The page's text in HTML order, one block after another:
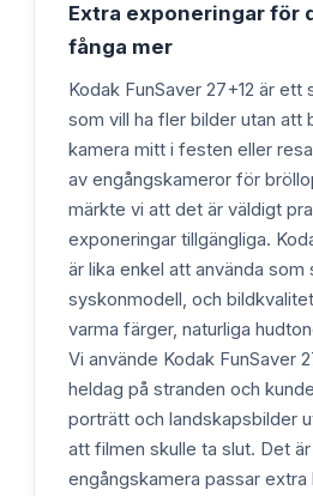
Extra exponeringar för
fånga mer
Kodak FunSaver 27+12 är ett
som vill ha fler bilder utan att
kamera mitt i festen eller
av engångskameror för
märkte vi att det är väldigt
exponeringar tillgängliga.
är lika enkel att använda som
syskonmodell, och
varma färger, naturliga
Vi använde Kodak FunSaver
heldag på stranden och
porträtt och landskapsbilder
att filmen skulle ta slut. Det
engångskamera passar